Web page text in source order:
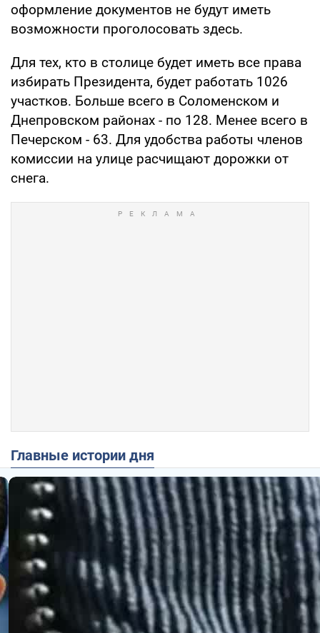
оформление документов не будут иметь
возможности проголосовать здесь.
Для тех, кто в столице будет иметь все права
избирать Президента, будет работать 1026
участков. Больше всего в Соломенском и
Днепровском районах - по 128. Менее всего в
Печерском - 63. Для удобства работы членов
комиссии на улице расчищают дорожки от
снега.
Главные истории дня